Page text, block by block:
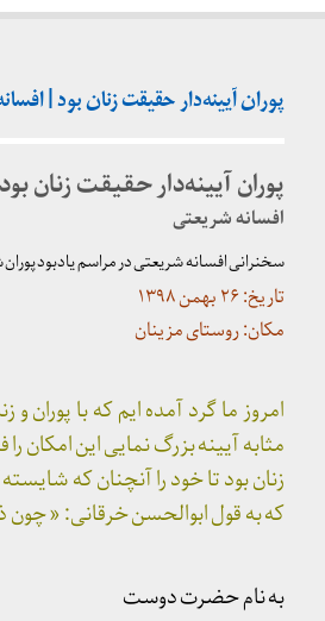
پوران آیینه‌دار حقیقت زنان بود | افسانه
پوران آیینه‌دار حقیقت زنان بود
افسانه شریعتی
سخنرانی افسانه شریعتی در مراسم یادبود
تاریخ: ۲۶ بهمن ۱۳۹۸
مکان: روستای مزینان
امروز ما گرد آمده ایم که با
مثابه آیینه بزرگ نمایی این امکان را
زنان بود تا خود را آنچنان که
که به قول ابوالحسن خرقانی: « چون
به نام حضرت دوست